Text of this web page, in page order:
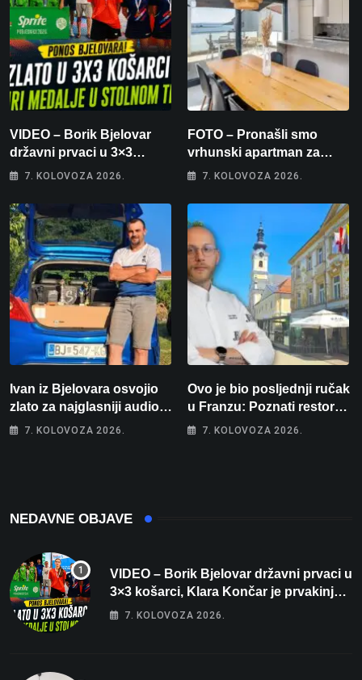
VIDEO – Borik Bjelovar
državni prvaci u 3×3
košarci, Klara Končar je
stolnom tenisu!
7. KOLOVOZA 2026.
FOTO – Pronašli smo
vrhunski apartman za
odmor: Pogled na more, tri
osvaja
7. KOLOVOZA 2026.
Ivan iz Bjelovara osvojio
zlato za najglasniji audio
sustav i srušio osobni
7. KOLOVOZA 2026.
Ovo je bio posljednji ručak
u Franzu: Poznati restoran
otišao u povijest, a
7. KOLOVOZA 2026.
NEDAVNE OBJAVE
VIDEO – Borik Bjelovar državni prvaci u
3×3 košarci, Klara Končar je prvakinja
Hrvatske u stolnom tenisu!
7. KOLOVOZA 2026.